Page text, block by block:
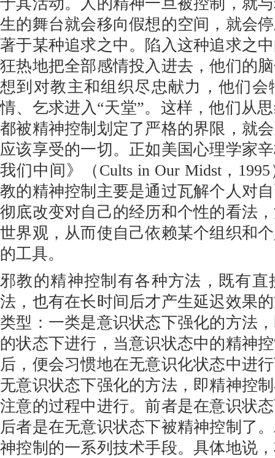
于其活动。人的精神一旦被控制，就
生的舞台就会移向假想的空间，就会
著于某种追求之中。陷入这种追求之
狂热地把全部感情投入进去，他们的
想到对教主和组织尽忠献力，他们会
情、乞求进入“天堂”。这样，他们从
都被精神控制划定了严格的界限，就
应该享受的一切。正如美国心理学家
我们中间》（Cults in Our Midst，
教的精神控制主要是通过瓦解个人对
彻底改变对自己的经历和个性的看法
世界观，从而使自己依赖某个组织和
的工具。
邪教的精神控制有各种方法，既有直
法，也有在长时间后才产生延迟效果
类型：一类是意识状态下强化的方法
的状态下进行，当意识状态中的精神
后，便会习惯地在无意识化状态中进
无意识状态下强化的方法，即精神控
注意的过程中进行。前者是在意识状
后者是在无意识状态下被精神控制了
神控制的一系列技术手段。具体地说